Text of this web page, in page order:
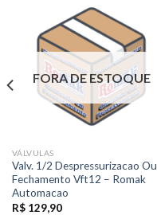
FORA DE ESTOQUE
VÁLVULAS
Valv. 1/2 Despressurizacao Ou
Fechamento Vft12 – Romak
Automacao
R$129,90